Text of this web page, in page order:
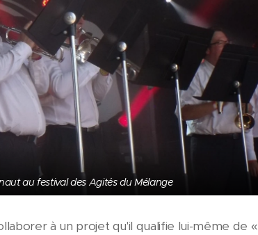
au festival des Agités du Mélange
à un projet qu'il qualifie lui-même de «